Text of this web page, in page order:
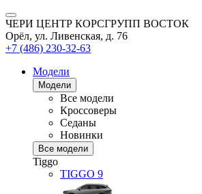
ЧЕРИ ЦЕНТР КОРСГРУПП ВОСТОК
Орёл, ул. Ливенская, д. 76
+7 (486) 230-32-63
Модели
Модели
Все модели
Кроссоверы
Седаны
Новинки
Все модели
Tiggo
TIGGO 9